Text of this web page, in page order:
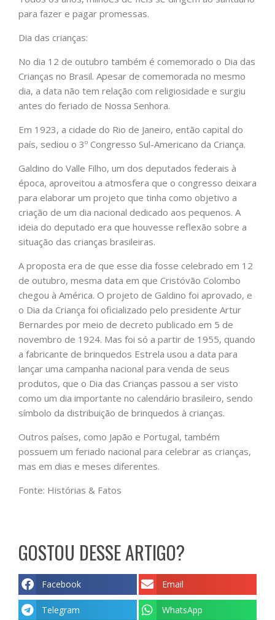
para fazer e pagar promessas.
Dia das crianças:
No dia 12 de outubro também é comemorado o Dia das
Crianças no Brasil. Apesar de comemorada no mesmo
dia, a data não tem relação com religiosidade e surgiu
antes do feriado de Nossa Senhora.
Em 1923, a cidade do Rio de Janeiro, então capital do
país, sediou o 3º Congresso Sul-Americano da Criança.
Galdino do Valle Filho, um dos deputados federais à
época, aproveitou a atmosfera que o congresso deixara
para elaborar um projeto que tinha como objetivo a
criação de um dia nacional dedicado aos pequenos. A
ideia do deputado era que houvesse reflexão sobre a
situação das crianças brasileiras.
A proposta era de que esse dia fosse celebrado em 12
de outubro, mesma data em que Cristóvão Colombo
chegou à América. O projeto de Galdino foi aprovado, e
o Dia da Criança foi oficializado pelo presidente Artur
Bernardes por meio de decreto publicado em 5 de
novembro de 1924. Mas foi só a partir de 1955, quando
a fabricante de brinquedos Estrela usou a data para
lançar uma campanha nacional para venda de seus
produtos, que o Dia das Crianças passou a ser visto
como um dia importante no calendário brasileiro, sendo
símbolo da distribuição de brinquedos à crianças.
Outros países, como Japão e Portugal, também
possuem um feriado nacional para celebrar as crianças,
mas em dias e meses diferentes.
Fonte: Histórias & Fatos
GOSTOU DESSE ARTIGO?
Facebook Email
Telegram WhatsApp